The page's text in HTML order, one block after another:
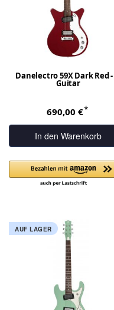
Danelectro 59X Dark Red -
Guitar
690,00 €*
In den Warenkorb
AUF LAGER